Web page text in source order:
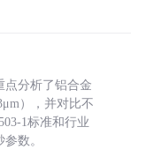
点分析了铝合金
），并对比不
1标准和行业
数。